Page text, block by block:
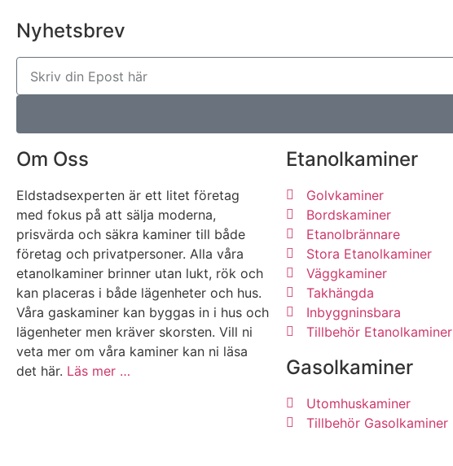
Nyhetsbrev
Om Oss
Eldstadsexperten är ett litet företag
med fokus på att sälja moderna,
prisvärda och säkra kaminer till både
företag och privatpersoner. Alla våra
etanolkaminer brinner utan lukt, rök och
kan placeras i både lägenheter och hus.
Våra gaskaminer kan byggas in i hus och
lägenheter men kräver skorsten. Vill ni
veta mer om våra kaminer kan ni läsa
det här. Läs mer …
Etanolkaminer
Golvkaminer
Bordskaminer
Etanolbrännare
Stora Etanolkaminer
Väggkaminer
Takhängda
Inbyggninsbara
Tillbehör Etanolkaminer
Gasolkaminer
Utomhuskaminer
Tillbehör Gasolkaminer